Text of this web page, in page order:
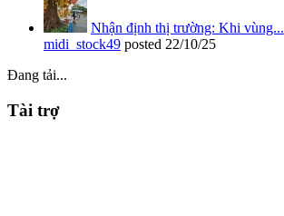
Nhận định thị trường: Khi vùng...
midi_stock49 posted 22/10/25
Đang tải...
Tài trợ